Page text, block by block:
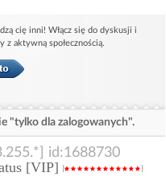
cię inni! Włącz się do dyskusji i
z aktywną społecznością.
"tylko dla zalogowanych".
id:1688730
[VIP]